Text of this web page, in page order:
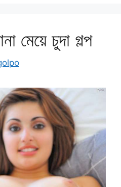
মেয়ে চুদা গল্প